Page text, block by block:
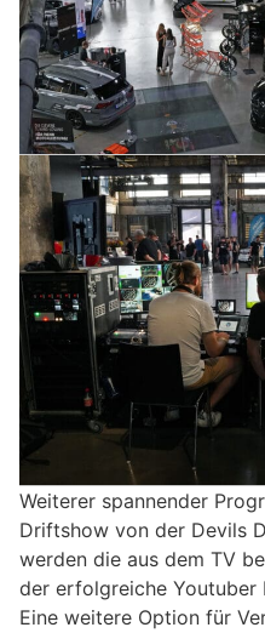
Weiterer spannender
Driftshow von der Devils
werden die aus dem TV
der erfolgreiche Youtuber
Eine weitere Option für